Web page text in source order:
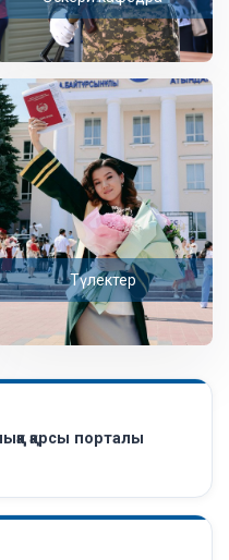
Түлектер
қарсы порталы